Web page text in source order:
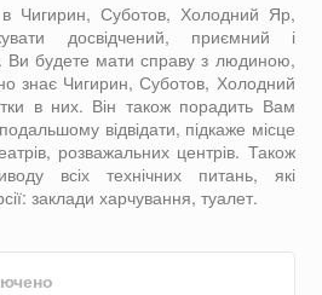
Чигирин, Суботов, Холодний Яр,
досвідчений, приємний і
Ви будете мати справу з людиною,
знає Чигирин, Суботов, Холодний
в них. Він також порадить Вам
відвідати, підкаже місце
розважальних центрів. Також
всіх технічних питань, які
заклади харчування, туалет.